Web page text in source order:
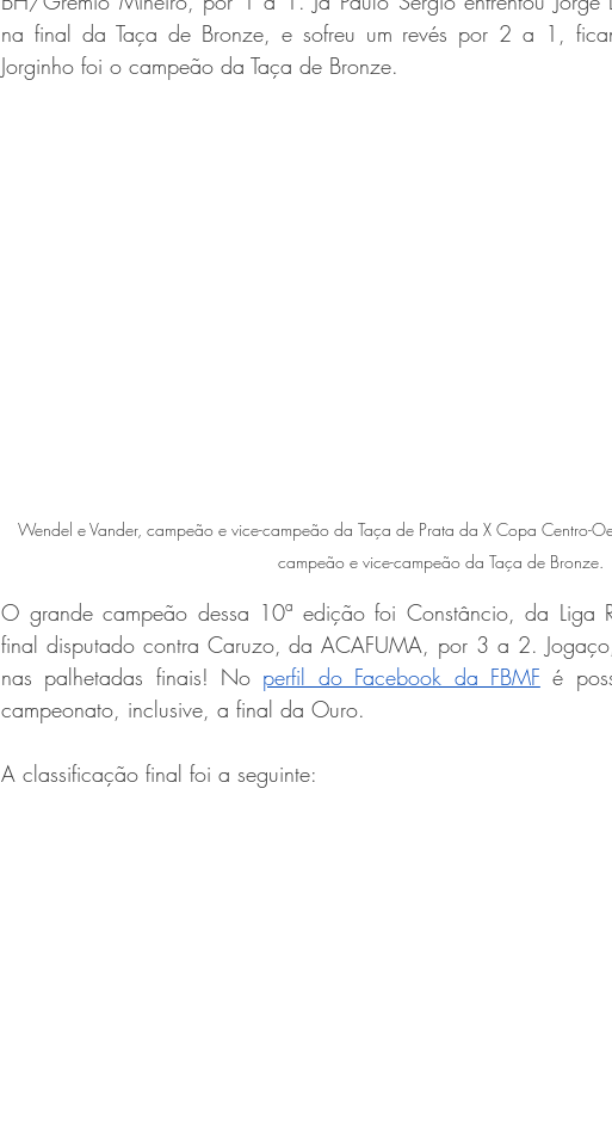
na final da Taça de Bronze, e sofreu um revés por 2 a 1,
Jorginho foi o campeão da Taça de Bronze.
Wendel e Vander, campeão e vice-campeão da Taça de Prata da X Copa Centro-
campeão e vice-campeão da Taça de Bronze.
O grande campeão dessa 10ª edição foi Constâncio, da Liga
final disputado contra Caruzo, da ACAFUMA, por 3 a 2.
nas palhetadas finais! No perfil do Facebook da FBMF é
campeonato, inclusive, a final da Ouro.
A classificação final foi a seguinte: